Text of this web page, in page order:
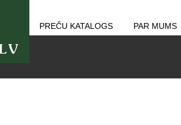
PREČU KATALOGS PAR MUMS